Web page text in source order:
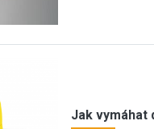
Jak vymáhat